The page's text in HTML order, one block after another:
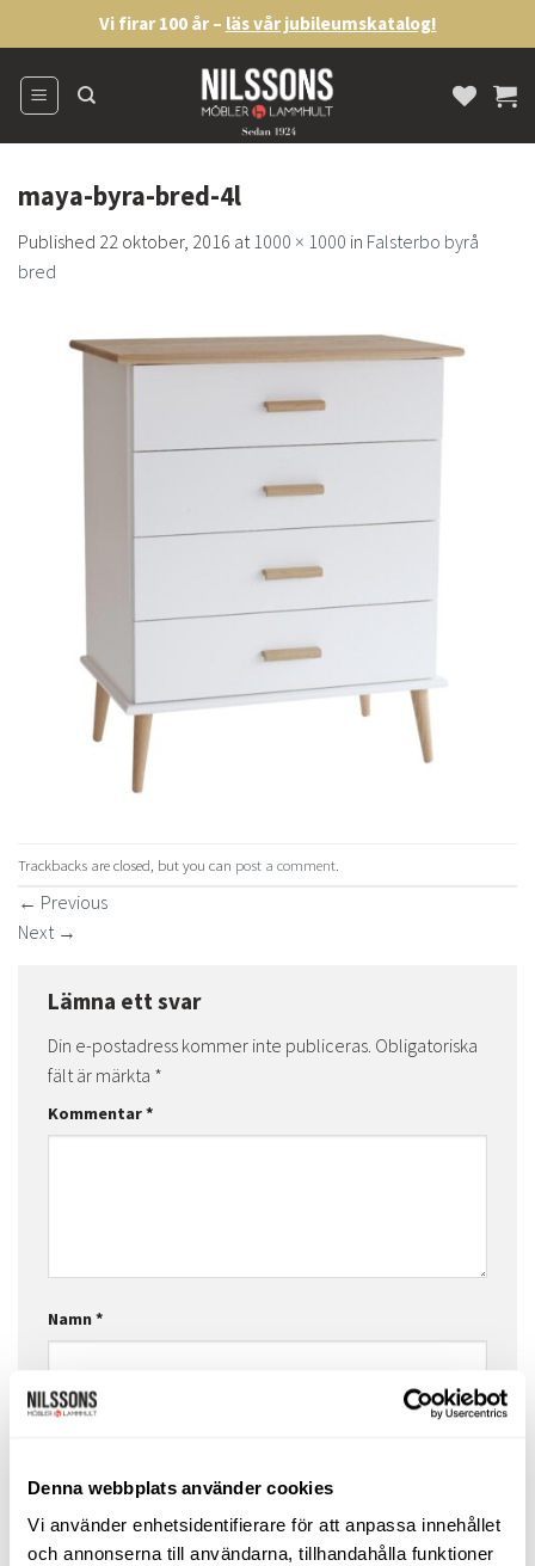
Denna webbplats använder cookies
Vi använder enhetsidentifierare för att anpassa innehållet
och annonserna till användarna, tillhandahålla funktioner
to
content
Vi firar 100 år – läs vår jubileumskatalog!
maya-byra-bred-4l
Published 22 oktober, 2016 at1000 × 1000 in Falsterbo byrå
bred
Trackbacks are closed, but you can post a comment
← Previous
Next →
Lämna ett svar
Din e-postadress kommer inte publiceras. Obligatoriska
fält är märkta *
Kommentar*
Namn*
Webbplats